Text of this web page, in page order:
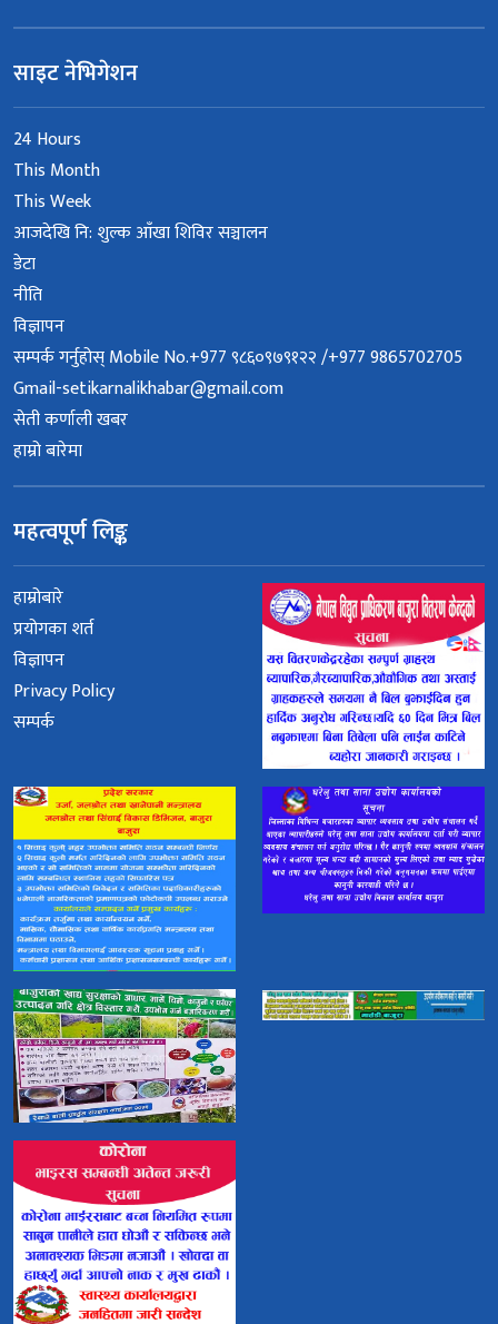
साइट नेभिगेशन
24 Hours
This Month
This Week
आजदेखि नि: शुल्क आँखा शिविर सञ्चालन
डेटा
नीति
विज्ञापन
सम्पर्क गर्नुहोस् Mobile No.+977 ९८६०९७९१२२ /+977 9865702705
Gmail-setikarnalikhabar@gmail.com
सेती कर्णाली खबर
हाम्रो बारेमा
महत्वपूर्ण लिङ्क
हाम्रोबारे
प्रयोगका शर्त
विज्ञापन
Privacy Policy
सम्पर्क